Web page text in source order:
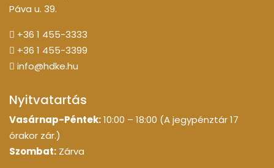
Páva u. 39.
+36 1 455-3333
+36 1 455-3399
info@hdke.hu
Nyitvatartás
Vasárnap-Péntek:10:00 – 18:00 (A jegypénztár 17
órakor zár.)
Szombat: Zárva